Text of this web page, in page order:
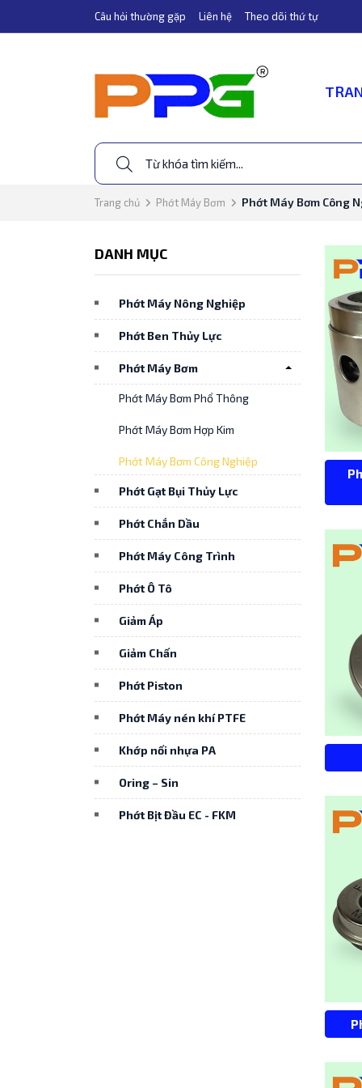
Câu hỏi thường gặp Liên hệ Theo dõi thứ tự
Trang chủ Phớt Máy Bơm Phớt Máy Bơm Công
DANH MỤC
Phớt Máy Nông Nghiệp
Phớt Ben Thủy Lực
Phớt Máy Bơm
Phớt Máy Bơm Phổ Thông
Phớt Máy Bơm Hợp Kim
Phớt Máy Bơm Công Nghiệp
Phớt Gạt Bụi Thủy Lực
Phớt Chắn Dầu
Phớt Máy Công Trình
Phớt Ô Tô
Giảm Áp
Giảm Chấn
Phớt Piston
Phớt Máy nén khí PTFE
Khớp nối nhựa PA
Oring – Sin
Phớt Bịt Đầu EC - FKM